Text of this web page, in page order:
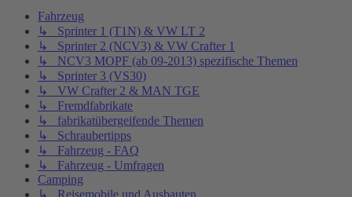
Fahrzeug
↳ Sprinter 1 (T1N) & VW LT 2
↳ Sprinter 2 (NCV3) & VW Crafter 1
↳ NCV3 MOPF (ab 09-2013) spezifische Themen
↳ Sprinter 3 (VS30)
↳ VW Crafter 2 & MAN TGE
↳ Fremdfabrikate
↳ fabrikatübergeifende Themen
↳ Schraubertipps
↳ Fahrzeug - FAQ
↳ Fahrzeug - Umfragen
Camping
↳ Reisemobile und Ausbauten